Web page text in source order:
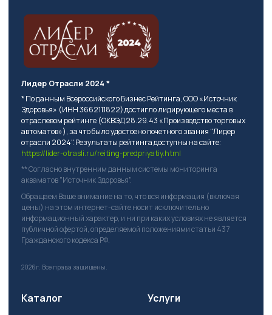
Лидер Отрасли 2024 *
* По данным Всероссийского Бизнес Рейтинга, ООО «Источник
Здоровья» (ИНН 3662111822) достигло лидирующего места в
отраслевом рейтинге (ОКВЭД 28.29.43 «Производство торговых
автоматов»), за что было удостоено почетного звания "Лидер
отрасли 2024". Результаты рейтинга доступны на сайте:
https://lider-otrasli.ru/reiting-predpriyatiy.html
** Согласно внутренним данным системы мониторинга
акваматов "Источник Здоровья".
Обращаем Ваше внимание на то, что вся информация (включая
цены) на этом интернет-сайте носит исключительно
информационный характер, и ни при каких условиях не является
публичной офертой, определяемой положениями статьи 437
Гражданского кодекса РФ.
2026г. Все права защищены.
Каталог Услуги